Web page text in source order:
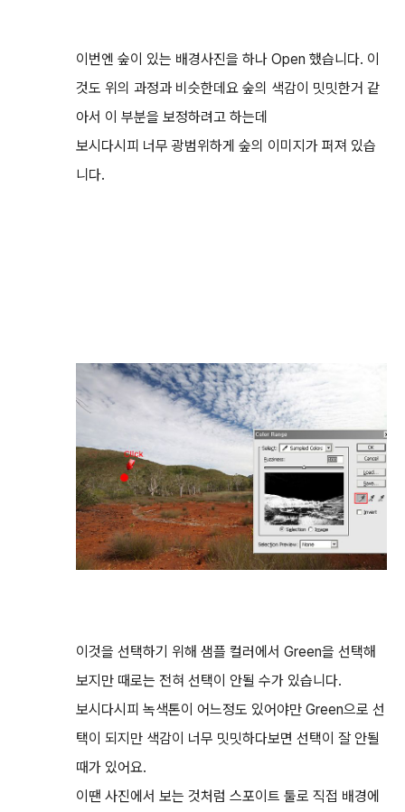
이번엔 숲이 있는 배경사진을 하나 Open 했습니다. 이
것도 위의 과정과 비슷한데요 숲의 색감이 밋밋한거 같
아서 이 부분을 보정하려고 하는데
보시다시피 너무 광범위하게 숲의 이미지가 퍼져 있습
니다.
이것을 선택하기 위해 샘플 컬러에서 Green을 선택해
보지만 때로는 전혀 선택이 안될 수가 있습니다.
보시다시피 녹색톤이 어느정도 있어야만 Green으로 선
택이 되지만 색감이 너무 밋밋하다보면 선택이 잘 안될
때가 있어요.
이땐 사진에서 보는 것처럼 스포이트 툴로 직접 배경에